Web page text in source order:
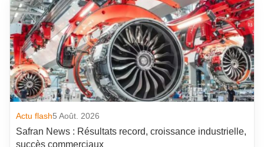
Actu flash5 Août. 2026
Safran News : Résultats record, croissance industrielle,
succès commerciaux